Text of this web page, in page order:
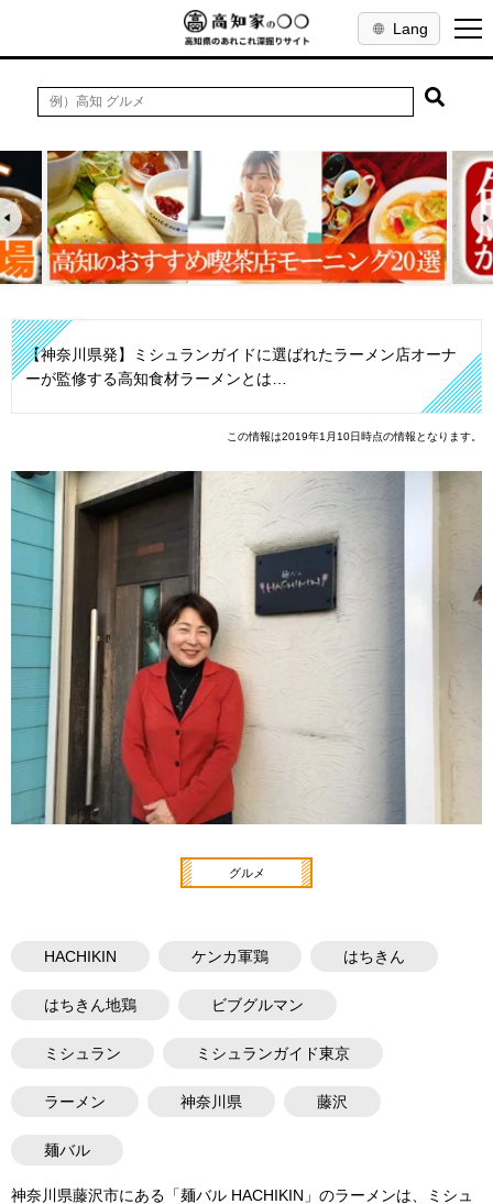
Lang
【神奈川県発】ミシュランガイドに選ばれたラーメン店オーナ
ーが監修する高知食材ラーメンとは…
この情報は2019年1月10日時点の情報となります。
グルメ
HACHIKIN ケンカ軍鶏 はちきん
はちきん地鶏 ビブグルマン
ミシュラン ミシュランガイド東京
ラーメン 神奈川県 藤沢
麺バル
神奈川県藤沢市にある「麺バル HACHIKIN」のラーメンは、ミシュ